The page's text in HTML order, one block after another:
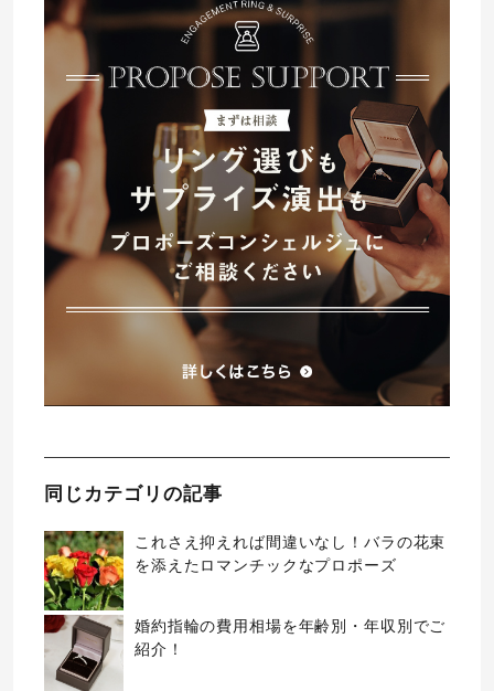
同じカテゴリの記事
これさえ抑えれば間違いなし！バラの花束
を添えたロマンチックなプロポーズ
婚約指輪の費用相場を年齢別・年収別でご
紹介！